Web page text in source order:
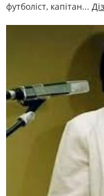
футболіст, капітан...